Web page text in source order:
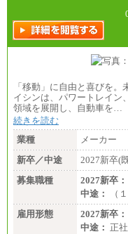
「移動」に自由と喜びを
イシンは、パワートレイン
領域を展開し、自動車を…
続きを読む
業種
メーカー
新卒／中途
2027新卒(
募集職種
2027新卒：
中途：
（
雇用形態
2027新卒：
中途： 正